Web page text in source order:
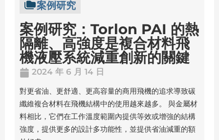
案例研究
案例研究：Torlon PAI 的熱
隔離、高強度是複合材料飛
機液壓系統減重創新的關鍵
2024 年 6 月 14 日
對更省油、更舒適、更高容量的商用飛機的追求導致碳
纖維複合材料在飛機結構中的使用越來越多。 與金屬材
料相比，它們在工作溫度範圍內提供等效或增強的結構
強度，提供更多的設計多功能性，並提供省油減重的額